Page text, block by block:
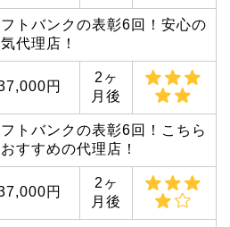
フトバンクの表彰6回！安心の
代理店！
円
2ヶ
月後
トバンクの表彰6回！こちら
おすすめの代理店！
円
2ヶ
月後